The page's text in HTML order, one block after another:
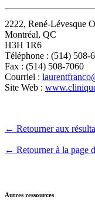
2222, René-Lévesque
Montréal, QC
H3H 1R6
Téléphone : (514) 508-
Fax : (514) 508-7060
Courriel :
Site Web :
← Retourner aux
← Retourner à la page
Autres ressources